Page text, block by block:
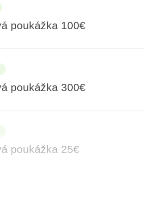
poukážka 100€
poukážka 300€
poukážka 25€